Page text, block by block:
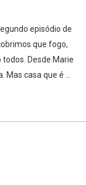
episódio de
que fogo,
Desde Marie
Mas casa que é …